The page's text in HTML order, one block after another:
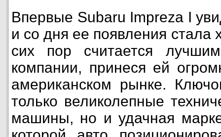
Впервые Subaru Impreza I
и со дня ее появления
сих пор считается
компании, принеся ей
американском рынке.
только великолепные
машины, но и удачная